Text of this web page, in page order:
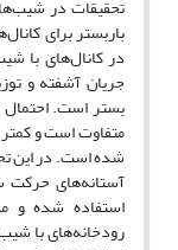
تحقیقات در
باربستر برای
در کانال‌های با
جریان آشفته و
بستر است.
متفاوت است و کمتر
شده است. در این
آستانه‌های
استفاده شده و
رودخانه‌های با